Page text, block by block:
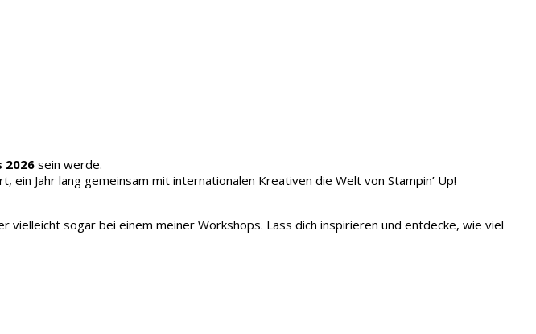
2026sein werde.
Jahr lang gemeinsam mit internationalen Kreativen die Welt von Stampin’ Up!
sogar bei einem meiner Workshops. Lass dich inspirieren und entdecke, wie viel